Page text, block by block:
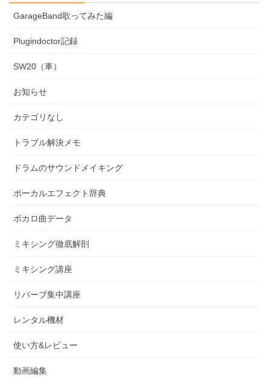
GarageBand歌ってみた編
Plugindoctor記録
SW20（車）
お知らせ
カテゴリなし
トラブル解決メモ
ドラムのサウンドメイキング
ボーカルエフェクト辞典
ボカロ曲データ
ミキシング徹底解剖
ミキシング講座
リバーブ集中講座
レンタル機材
使い方&レビュー
動画編集